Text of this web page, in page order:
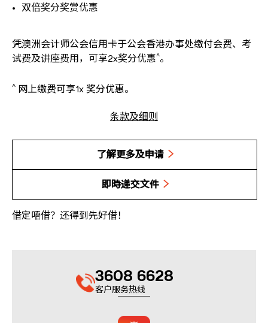
双倍奖分奖赏优惠
凭澳洲会计师公会信用卡于公会香港办事处缴付会费、考
试费及讲座费用，可享2x奖分优惠^。
^ 网上缴费可享1x 奖分优惠。
条款及细则
了解更多及申请
即時递交文件
借定唔借？还得到先好借！
3608 6628
客户服务热线